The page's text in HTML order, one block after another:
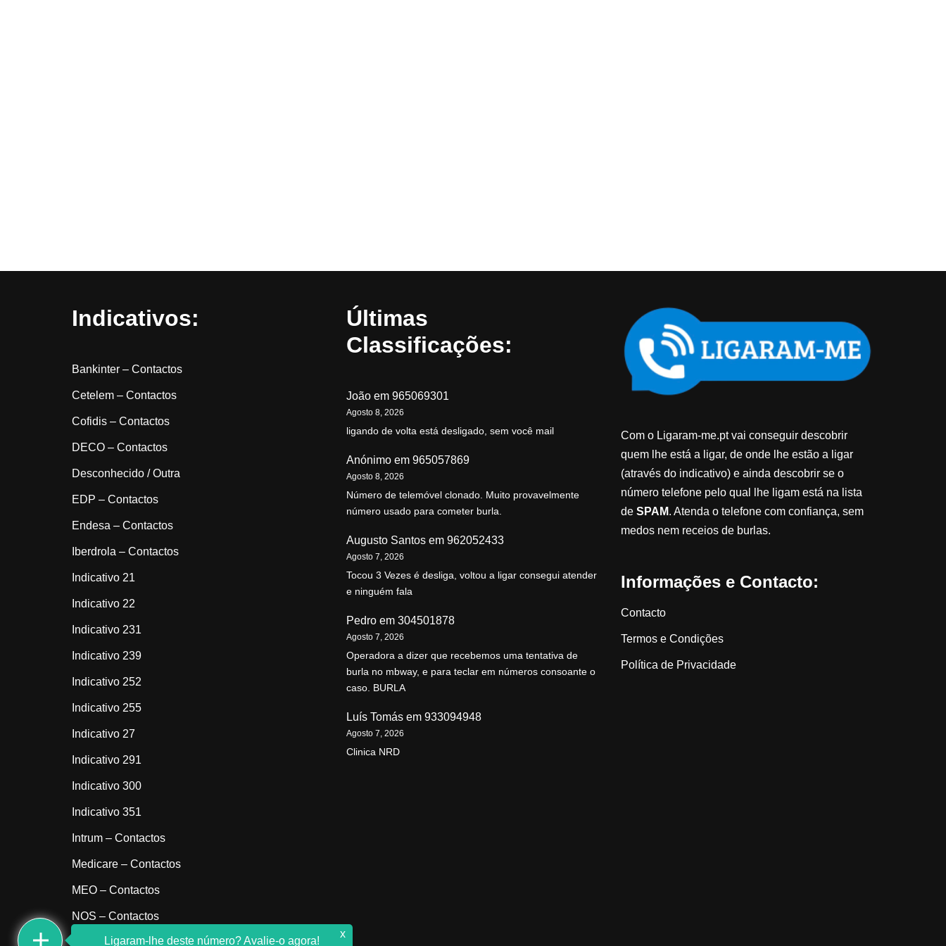
Indicativos:
Bankinter – Contactos
Cetelem – Contactos
Cofidis – Contactos
DECO – Contactos
Desconhecido / Outra
EDP – Contactos
Endesa – Contactos
Iberdrola – Contactos
Indicativo 21
Indicativo 22
Indicativo 231
Indicativo 239
Indicativo 252
Indicativo 255
Indicativo 27
Indicativo 291
Indicativo 300
Indicativo 351
Intrum – Contactos
Medicare – Contactos
MEO – Contactos
NOS – Contactos
Sem indicativo
Últimas
Classificações:
João em 965069301
Agosto 8, 2026
ligando de volta está desligado, sem você mail
Anónimo em 965057869
Agosto 8, 2026
Número de telemóvel clonado. Muito provavelmente
número usado para cometer burla.
Augusto Santos em 962052433
Agosto 7, 2026
Tocou 3 Vezes é desliga, voltou a ligar consegui atender
e ninguém fala
Pedro em 304501878
Agosto 7, 2026
Operadora a dizer que recebemos uma tentativa de
burla no mbway, e para teclar em números consoante o
caso. BURLA
Luís Tomás em 933094948
Agosto 7, 2026
Clinica NRD
Com o Ligaram-me.pt vai conseguir descobrir
quem lhe está a ligar, de onde lhe estão a ligar
(através do indicativo) e ainda descobrir se o
número telefone pelo qual lhe ligam está na lista
de SPAM. Atenda o telefone com confiança, sem
medos nem receios de burlas.
Informações e Contacto:
Contacto
Termos e Condições
Política de Privacidade
Ligaram-lhe deste número? Avalie-o agora!
x